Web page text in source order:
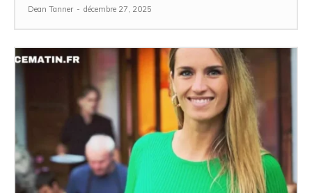
Dean Tanner - décembre 27, 2025